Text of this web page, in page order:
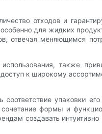
отходов и
для жидких
отвечая меняющимся
также
к широкому
соответствие упаковки
сочетание формы и
создавать